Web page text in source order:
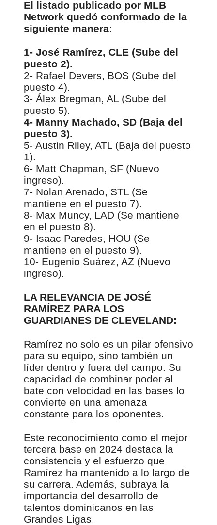
El listado publicado por MLB
Network quedó conformado de la
siguiente manera:
1- José Ramírez, CLE (Sube del
puesto 2).
2- Rafael Devers, BOS (Sube del
puesto 4).
3- Álex Bregman, AL (Sube del
puesto 5).
4- Manny Machado, SD (Baja del
puesto 3).
5- Austin Riley, ATL (Baja del puesto
1).
6- Matt Chapman, SF (Nuevo
ingreso).
7- Nolan Arenado, STL (Se
mantiene en el puesto 7).
8- Max Muncy, LAD (Se mantiene
en el puesto 8).
9- Isaac Paredes, HOU (Se
mantiene en el puesto 9).
10- Eugenio Suárez, AZ (Nuevo
ingreso).
LA RELEVANCIA DE JOSÉ
RAMÍREZ PARA LOS
GUARDIANES DE CLEVELAND:
Ramírez no solo es un pilar ofensivo
para su equipo, sino también un
líder dentro y fuera del campo. Su
capacidad de combinar poder al
bate con velocidad en las bases lo
convierte en una amenaza
constante para los oponentes.
Este reconocimiento como el mejor
tercera base en 2024 destaca la
consistencia y el esfuerzo que
Ramírez ha mantenido a lo largo de
su carrera. Además, subraya la
importancia del desarrollo de
talentos dominicanos en las
Grandes Ligas.